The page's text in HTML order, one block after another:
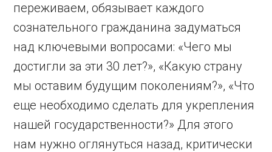
переживаем, обязывает каждого
сознательного гражданина задуматься
над ключевыми вопросами: «Чего мы
достигли за эти 30 лет?», «Какую страну
мы оставим будущим поколениям?», «Что
еще необходимо сделать для укрепления
нашей государственности?» Для этого
нам нужно оглянуться назад, критически